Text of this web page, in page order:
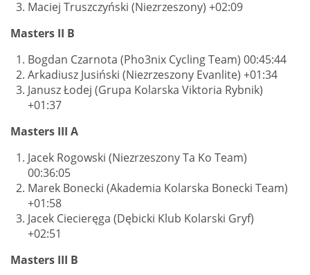
Maciej Truszczyński (Niezrzeszony) +02:09
Masters II B
Bogdan Czarnota (Pho3nix Cycling Team) 00:45:44
Arkadiusz Jusiński (Niezrzeszony Evanlite) +01:34
Janusz Łodej (Grupa Kolarska Viktoria Rybnik)
+01:37
Masters III A
Jacek Rogowski (Niezrzeszony Ta Ko Team)
00:36:05
Marek Bonecki (Akademia Kolarska Bonecki Team)
+01:58
Jacek Ciecieręga (Dębicki Klub Kolarski Gryf)
+02:51
Masters III B